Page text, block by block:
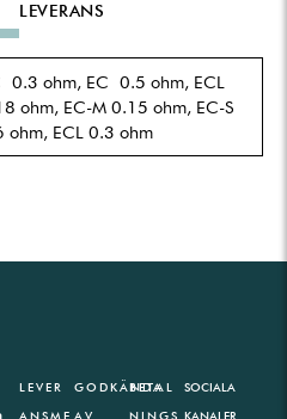
LEVERANS
0.3 ohm, EC 0.5 ohm, ECL
ohm, EC-M 0.15 ohm, EC-S
ohm, ECL 0.3 ohm
LEVER
ANSME
GODKÄNDA
AV
BETAL
NINGS
SOCIALA
KANALER